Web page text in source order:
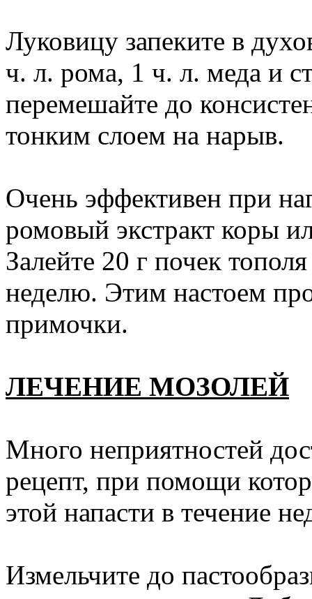
Луковицу запеките в
ч. л. рома, 1 ч. л. меда и
перемешайте до
тонким слоем на нарыв.
Очень эффективен при
ромовый экстракт коры
Залейте 20 г почек
неделю. Этим настоем
примочки.
ЛЕЧЕНИЕ МОЗОЛЕЙ
Много неприятностей
рецепт, при помощи
этой напасти в течение
Измельчите до